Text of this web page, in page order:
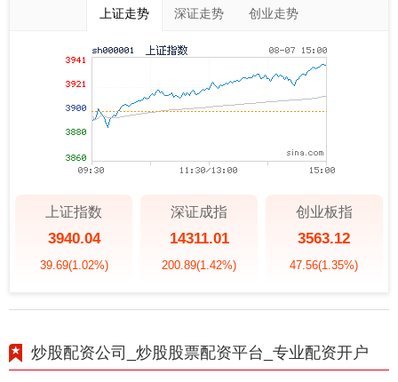
上证走势 深证走势 创业走势
上证指数
3940.04
39.69(1.02%)
深证成指
14311.01
200.89(1.42%)
创业板指
3563.12
47.56(1.35%)
炒股配资公司_炒股股票配资平台_专业配资开户